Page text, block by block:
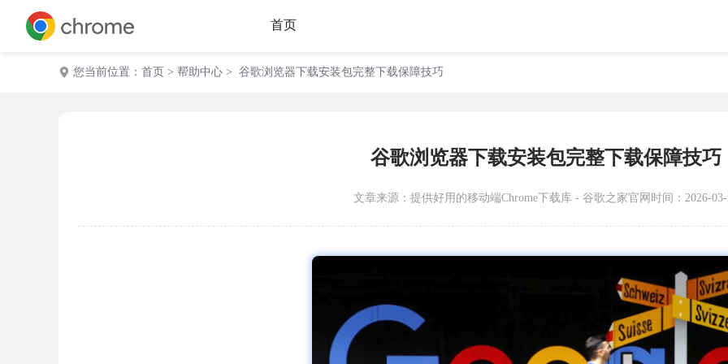
首页
您当前位置： 首页 > 帮助中心 > 谷歌浏览器下载安装包完整下载保障技巧
谷歌浏览器下载安装包完整下载保障技巧
文章来源： 提供好用的移动端Chrome下载库 - 谷歌之家官网 时间：2026-